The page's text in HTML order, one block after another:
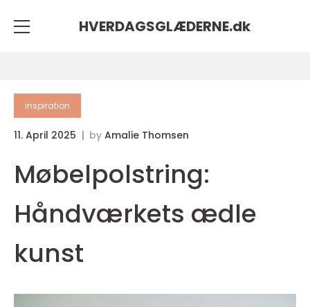
HVERDAGSGLÆDERNE.dk
inspiration
11. April 2025 by Amalie Thomsen
Møbelpolstring:
Håndværkets ædle
kunst